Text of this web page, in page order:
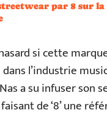
par 8 sur la
si cette
l’industrie
a su infuser son
de ‘8’ une